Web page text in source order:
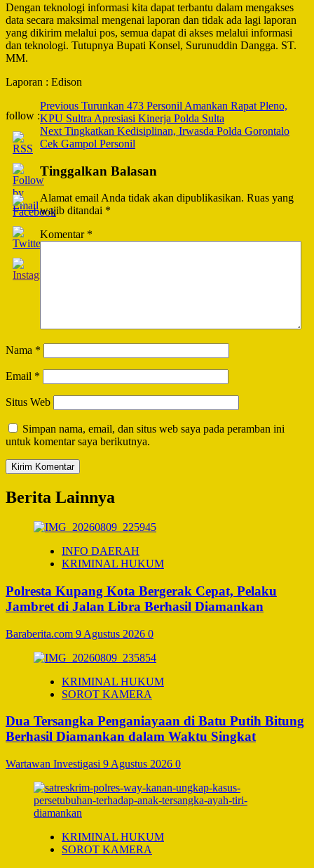
Dengan teknologi informasi kita dapat terbantu dalam mengakses
data secara maksimal mengenai laporan dan tidak ada lagi laporan
yang dikirim melalui pos, semua dapat di akses melalui informasi
dan teknologi. Tutupnya Bupati Konsel, Surunuddin Dangga. ST.
MM.
Laporan : Edison
follow :
Post
Navigation
Previous Turunkan 473 Personil Amankan Rapat Pleno,
KPU Sultra Apresiasi Kinerja Polda Sulta
Next Tingkatkan Kedisiplinan, Irwasda Polda Gorontalo
Cek Gampol Personil
Tinggalkan Balasan
Alamat email Anda tidak akan dipublikasikan. Ruas yang
wajib ditandai *
Komentar *
Nama *
Email *
Situs Web
Simpan nama, email, dan situs web saya pada peramban ini
untuk komentar saya berikutnya.
Berita Lainnya
INFO DAERAH
KRIMINAL HUKUM
Polresta Kupang Kota Bergerak Cepat, Pelaku
Jambret di Jalan Libra Berhasil Diamankan
Baraberita.com 9 Agustus 2026 0
KRIMINAL HUKUM
SOROT KAMERA
Dua Tersangka Penganiayaan di Batu Putih Bitung
Berhasil Diamankan dalam Waktu Singkat
Wartawan Investigasi 9 Agustus 2026 0
KRIMINAL HUKUM
SOROT KAMERA